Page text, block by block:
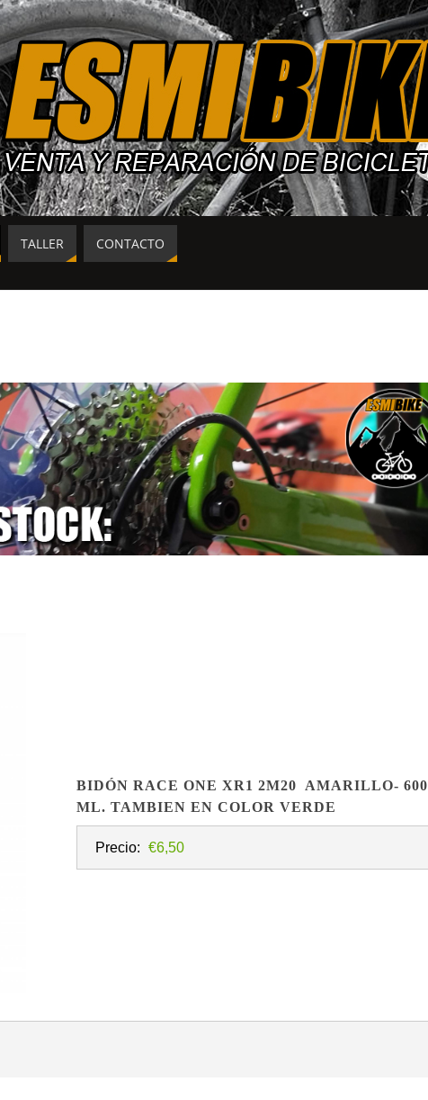
TALLER CONTACTO
BIDÓN RACE ONE XR1 2M20 AMARILLO- 600
ML. TAMBIEN EN COLOR VERDE
Precio: €6,50